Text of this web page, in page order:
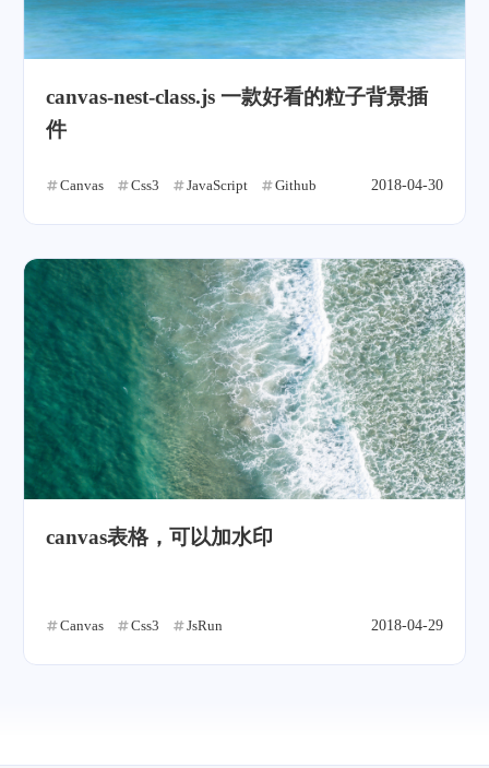
canvas-nest-class.js 一款好看的粒子背景插
件
Canvas Css3 JavaScript Github 2018-04-30
canvas表格，可以加水印
Canvas Css3 JsRun 2018-04-29